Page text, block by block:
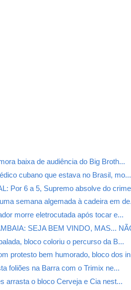
baixa de audiência do Big Broth...
cubano que estava no Brasil, mo...
Por 6 a 5, Supremo absolve do
semana algemada à cadeira em
morre eletrocutada após tocar e...
SEJA BEM VINDO, MAS...
bloco coloriu o percurso da B...
protesto bem humorado, bloco dos
foliões na Barra com o Trimix ne...
arrasta o bloco Cerveja e Cia nest...